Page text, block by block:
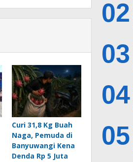
Curi 31,8 Kg Buah
Naga, Pemuda di
Banyuwangi Kena
Denda Rp 5 Juta